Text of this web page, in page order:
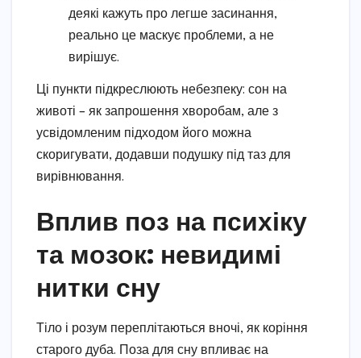
деякі кажуть про легше засинання,
реально це маскує проблеми, а не
вирішує.
Ці пункти підкреслюють небезпеку: сон на
животі – як запрошення хворобам, але з
усвідомленим підходом його можна
скоригувати, додавши подушку під таз для
вирівнювання.
Вплив поз на психіку
та мозок: невидимі
нитки сну
Тіло і розум переплітаються вночі, як коріння
старого дуба. Поза для сну впливає на